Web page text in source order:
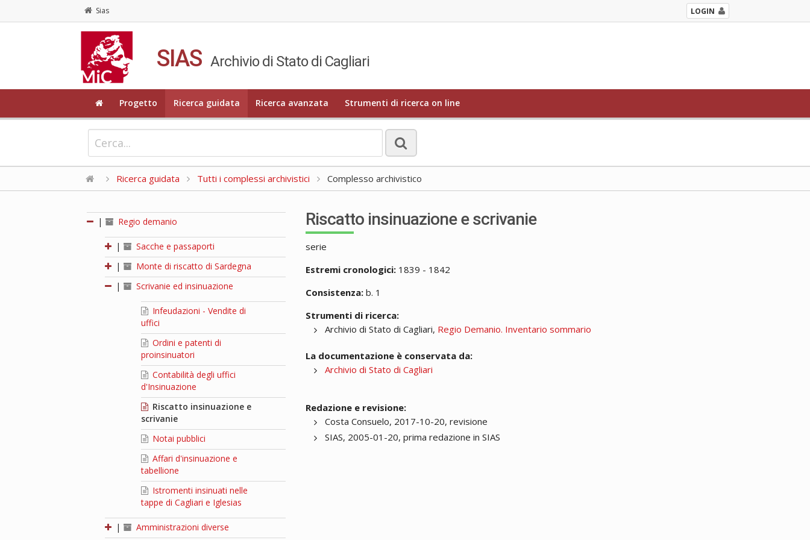
Sias LOGIN
SIAS Archivio di Stato di Cagliari
Progetto Ricerca guidata Ricerca avanzata Strumenti di ricerca on line
Ricerca guidata Tutti i complessi archivistici Complesso archivistico
| Regio demanio
|
Sacche e passaporti
|
Monte di riscatto di Sardegna
|
Scrivanie ed insinuazione
Infeudazioni - Vendite di
uffici
Ordini e patenti di
proinsinuatori
Contabilità degli uffici
d'Insinuazione
Riscatto insinuazione e
scrivanie
Notai pubblici
Affari d'insinuazione e
tabellione
Istromenti insinuati nelle
tappe di Cagliari e Iglesias
| Amministrazioni diverse
Riscatto insinuazione e scrivanie
serie
Estremi cronologici: 1839 - 1842
Consistenza: b. 1
Strumenti di ricerca:
Archivio di Stato di Cagliari, Regio Demanio. Inventario sommario
La documentazione è conservata da:
Archivio di Stato di Cagliari
Redazione e revisione:
Costa Consuelo, 2017-10-20, revisione
SIAS, 2005-01-20, prima redazione in SIAS